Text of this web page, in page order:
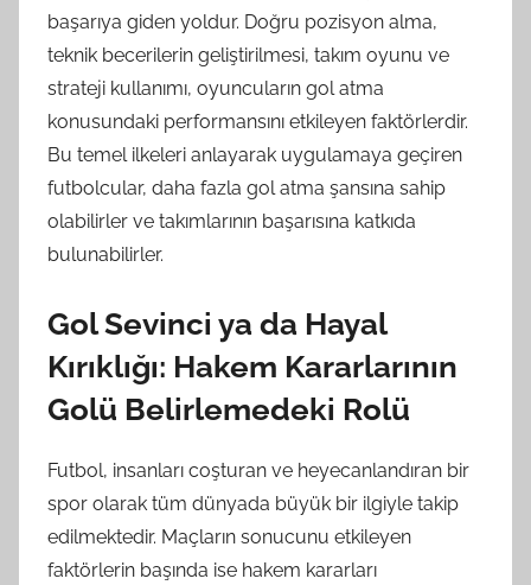
başarıya giden yoldur. Doğru pozisyon alma,
teknik becerilerin geliştirilmesi, takım oyunu ve
strateji kullanımı, oyuncuların gol atma
konusundaki performansını etkileyen faktörlerdir.
Bu temel ilkeleri anlayarak uygulamaya geçiren
futbolcular, daha fazla gol atma şansına sahip
olabilirler ve takımlarının başarısına katkıda
bulunabilirler.
Gol Sevinci ya da Hayal
Kırıklığı: Hakem Kararlarının
Golü Belirlemedeki Rolü
Futbol, insanları coşturan ve heyecanlandıran bir
spor olarak tüm dünyada büyük bir ilgiyle takip
edilmektedir. Maçların sonucunu etkileyen
faktörlerin başında ise hakem kararları